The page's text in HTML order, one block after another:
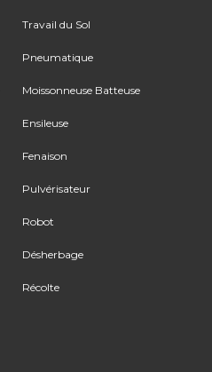
Travail du Sol
Pneumatique
Moissonneuse Batteuse
Ensileuse
Fenaison
Pulvérisateur
Robot
Désherbage
Récolte